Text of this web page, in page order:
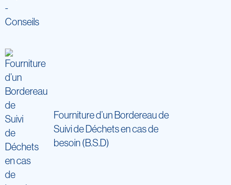
Fourniture d’un Bordereau de
Suivi de Déchets en cas de
besoin (B.S.D)